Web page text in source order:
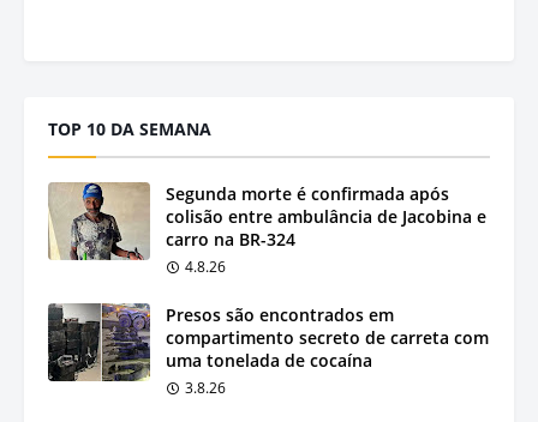
TOP 10 DA SEMANA
Segunda morte é confirmada após
colisão entre ambulância de Jacobina e
carro na BR-324
4.8.26
Presos são encontrados em
compartimento secreto de carreta com
uma tonelada de cocaína
3.8.26